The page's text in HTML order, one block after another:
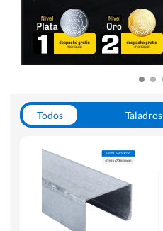
Todos Taladros
Herramientas Manuales